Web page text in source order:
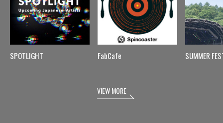
SPOTLIGHT FabCafe SUMMER
VIEW MORE